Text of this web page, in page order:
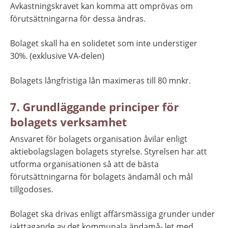
Avkastningskravet kan komma att omprövas om
förutsättningarna för dessa ändras.
Bolaget skall ha en solidetet som inte understiger
30%. (exklusive VA-delen)
Bolagets långfristiga lån maximeras till 80 mnkr.
7. Grundläggande principer för
bolagets verksamhet
Ansvaret för bolagets organisation åvilar enligt
aktiebolagslagen bolagets styrelse. Styrelsen har att
utforma organisationen så att de bästa
förutsättningarna för bolagets ändamål och mål
tillgodoses.
Bolaget ska drivas enligt affärsmässiga grunder under